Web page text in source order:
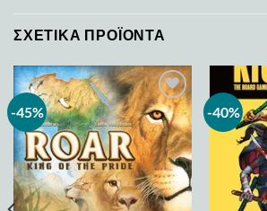
ΣΧΕΤΙΚΆ ΠΡΟΪΌΝΤΑ
-45%
Add to
wishlist
-40%